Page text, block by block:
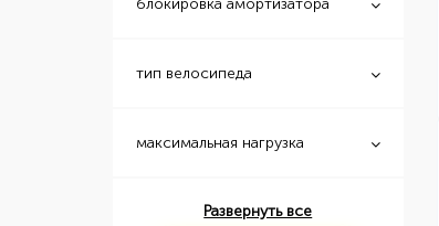
блокировка амортизатора
тип велосипеда
максимальная нагрузка
Развернуть все